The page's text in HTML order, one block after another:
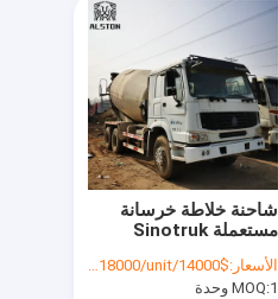
شاحنة خلاطة خرسانة
مستعملة Sinotruk
336 حصان
الأسعار:$14000/unit-$18000/unit
MOQ:1 وحدة